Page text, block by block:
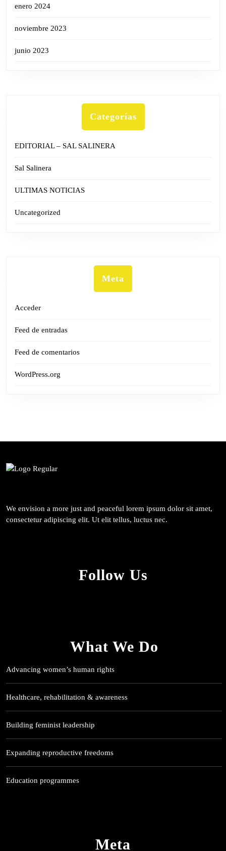
enero 2024
noviembre 2023
junio 2023
Categorías
EDITORIAL – SAL SALINERA
Sal Salinera
ULTIMAS NOTICIAS
Uncategorized
Meta
Acceder
Feed de entradas
Feed de comentarios
WordPress.org
We envision a more just and peaceful lorem ipsum dolor sit amet,
consectetur adipiscing elit. Ut elit tellus, luctus nec.
Follow Us
What We Do
Advancing women’s human rights
Healthcare, rehabilitation & awareness
Building feminist leadership
Expanding reproductive freedoms
Education programmes
Meta